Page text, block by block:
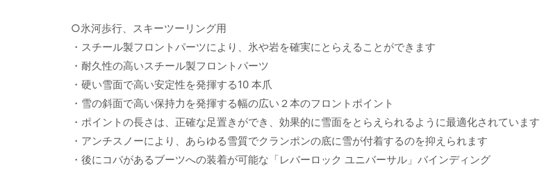
○氷河歩行、スキーツーリング用
・スチール製フロントパーツにより、氷や岩を確実にとらえることができます
・耐久性の高いスチール製フロントパーツ
・硬い雪面で高い安定性を発揮する10 本爪
・雪の斜面で高い保持力を発揮する幅の広い２本のフロントポイント
・ポイントの長さは、正確な足置きができ、効果的に雪面をとらえられるように最適化されています
・アンチスノーにより、あらゆる雪質でクランポンの底に雪が付着するのを抑えられます
・後にコバがあるブーツへの装着が可能な「レバーロック ユニバーサル」バインディング